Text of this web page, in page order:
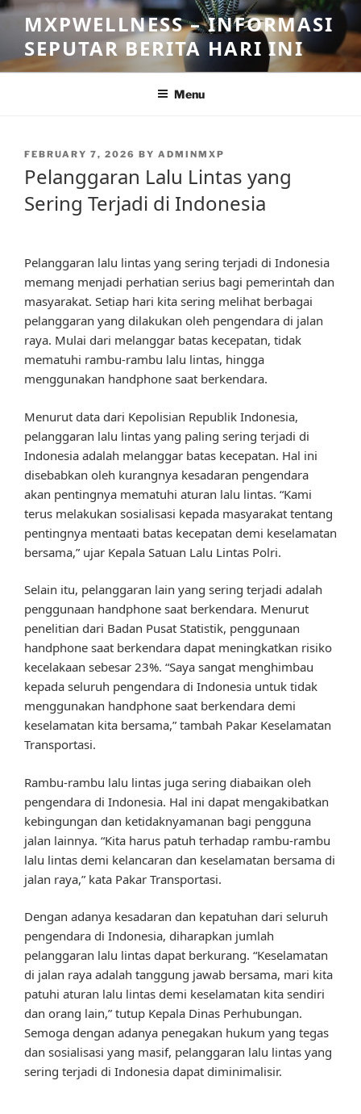
Skip
content
MXPWELLNESS – INFORMASI
SEPUTAR BERITA HARI INI
Menu
POSTED
FEBRUARY 7, 2026 BY ADMINMXP
Pelanggaran Lalu Lintas yang
Sering Terjadi di Indonesia
Pelanggaran lalu lintas yang sering terjadi di Indonesia
memang menjadi perhatian serius bagi pemerintah dan
masyarakat. Setiap hari kita sering melihat berbagai
pelanggaran yang dilakukan oleh pengendara di jalan
raya. Mulai dari melanggar batas kecepatan, tidak
mematuhi rambu-rambu lalu lintas, hingga
menggunakan handphone saat berkendara.
Menurut data dari Kepolisian Republik Indonesia,
pelanggaran lalu lintas yang paling sering terjadi di
Indonesia adalah melanggar batas kecepatan. Hal ini
disebabkan oleh kurangnya kesadaran pengendara
akan pentingnya mematuhi aturan lalu lintas. “Kami
terus melakukan sosialisasi kepada masyarakat tentang
pentingnya mentaati batas kecepatan demi keselamatan
bersama,” ujar Kepala Satuan Lalu Lintas Polri.
Selain itu, pelanggaran lain yang sering terjadi adalah
penggunaan handphone saat berkendara. Menurut
penelitian dari Badan Pusat Statistik, penggunaan
handphone saat berkendara dapat meningkatkan risiko
kecelakaan sebesar 23%. “Saya sangat menghimbau
kepada seluruh pengendara di Indonesia untuk tidak
menggunakan handphone saat berkendara demi
keselamatan kita bersama,” tambah Pakar Keselamatan
Transportasi.
Rambu-rambu lalu lintas juga sering diabaikan oleh
pengendara di Indonesia. Hal ini dapat mengakibatkan
kebingungan dan ketidaknyamanan bagi pengguna
jalan lainnya. “Kita harus patuh terhadap rambu-rambu
lalu lintas demi kelancaran dan keselamatan bersama di
jalan raya,” kata Pakar Transportasi.
Dengan adanya kesadaran dan kepatuhan dari seluruh
pengendara di Indonesia, diharapkan jumlah
pelanggaran lalu lintas dapat berkurang. “Keselamatan
di jalan raya adalah tanggung jawab bersama, mari kita
patuhi aturan lalu lintas demi keselamatan kita sendiri
dan orang lain,” tutup Kepala Dinas Perhubungan.
Semoga dengan adanya penegakan hukum yang tegas
dan sosialisasi yang masif, pelanggaran lalu lintas yang
sering terjadi di Indonesia dapat diminimalisir.